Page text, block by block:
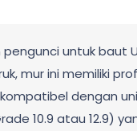
untuk baut
mur ini memiliki
dengan
10.9 atau 12.9)